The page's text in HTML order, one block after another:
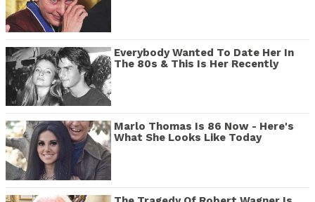
Everybody Wanted To Date Her In
The 80s & This Is Her Recently
Marlo Thomas Is 86 Now - Here's
What She Looks Like Today